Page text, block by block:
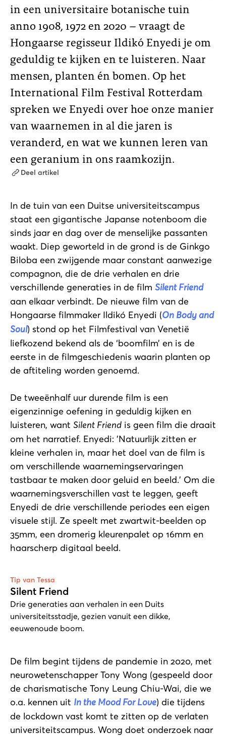
in een universitaire botanische tuin
anno 1908, 1972 en 2020 – vraagt de
Hongaarse regisseur Ildikó Enyedi je om
geduldig te kijken en te luisteren. Naar
mensen, planten én bomen. Op het
International Film Festival Rotterdam
spreken we Enyedi over hoe onze manier
van waarnemen in al die jaren is
veranderd, en wat we kunnen leren van
een geranium in ons raamkozijn.
Deel artikel
In de tuin van een Duitse universiteitscampus
staat een gigantische Japanse notenboom die
sinds jaar en dag over de menselijke passanten
waakt. Diep geworteld in de grond is de Ginkgo
Biloba een zwijgende maar constant aanwezige
compagnon, die de drie verhalen en drie
verschillende generaties in de film Silent Friend
aan elkaar verbindt. De nieuwe film van de
Hongaarse filmmaker Ildikó Enyedi (On Body and
Soul) stond op het Filmfestival van Venetië
liefkozend bekend als de ‘boomfilm’ en is de
eerste in de filmgeschiedenis waarin planten op
de aftiteling worden genoemd.
De tweeënhalf uur durende film is een
eigenzinnige oefening in geduldig kijken en
luisteren, want Silent Friend is geen film die draait
om het narratief. Enyedi: 'Natuurlijk zitten er
kleine verhalen in, maar het doel van de film is
om verschillende waarnemingservaringen
tastbaar te maken door geluid en beeld.' Om die
waarnemingsverschillen vast te leggen, geeft
Enyedi de drie verschillende periodes een eigen
visuele stijl. Ze speelt met zwartwit-beelden op
35mm, een dromerig kleurenpalet op 16mm en
haarscherp digitaal beeld.
Tip van Tessa
Silent Friend
Drie generaties aan verhalen in een Duits
universiteitsstadje, gezien vanuit een dikke,
eeuwenoude boom.
De film begint tijdens de pandemie in 2020, met
neurowetenschapper Tony Wong (gespeeld door
de charismatische Tony Leung Chiu-Wai, die we
o.a. kennen uit In the Mood For Love) die tijdens
de lockdown vast komt te zitten op de verlaten
universiteitscampus. Wong doet onderzoek naar